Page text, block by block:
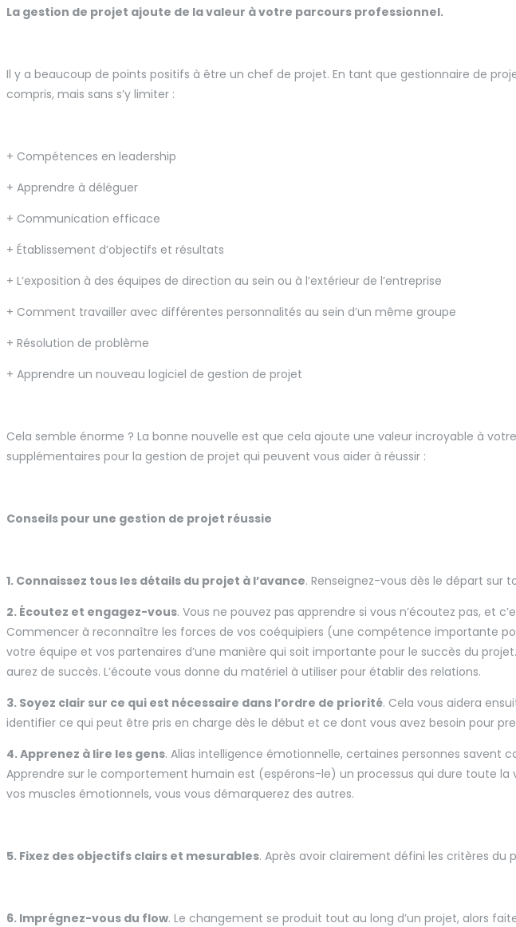
La gestion de projet ajoute de la valeur à votre parcours professionnel.
Il y a beaucoup de points positifs à être un chef de projet. En tant que gestionnaire de
compris, mais sans s’y limiter :
+ Compétences en leadership
+ Apprendre à déléguer
+ Communication efficace
+ Établissement d’objectifs et résultats
+ L’exposition à des équipes de direction au sein ou à l’extérieur de l’entreprise
+ Comment travailler avec différentes personnalités au sein d’un même groupe
+ Résolution de problème
+ Apprendre un nouveau logiciel de gestion de projet
Cela semble énorme ? La bonne nouvelle est que cela ajoute une valeur incroyable à
supplémentaires pour la gestion de projet qui peuvent vous aider à réussir :
Conseils pour une gestion de projet réussie
1. Connaissez tous les détails du projet à l’avance. Renseignez-vous dès le départ sur
2. Écoutez et engagez-vous. Vous ne pouvez pas apprendre si vous n’écoutez pas, et
Commencer à reconnaître les forces de vos coéquipiers (une compétence importante
votre équipe et vos partenaires d’une manière qui soit importante pour le succès du
aurez de succès. L’écoute vous donne du matériel à utiliser pour établir des relations.
3. Soyez clair sur ce qui est nécessaire dans l’ordre de priorité. Cela vous aidera
identifier ce qui peut être pris en charge dès le début et ce dont vous avez besoin pour
4. Apprenez à lire les gens. Alias intelligence émotionnelle, certaines personnes savent
Apprendre sur le comportement humain est (espérons-le) un processus qui dure toute
vos muscles émotionnels, vous vous démarquerez des autres.
5. Fixez des objectifs clairs et mesurables. Après avoir clairement défini les critères
6. Imprégnez-vous du flow. Le changement se produit tout au long d’un projet, alors